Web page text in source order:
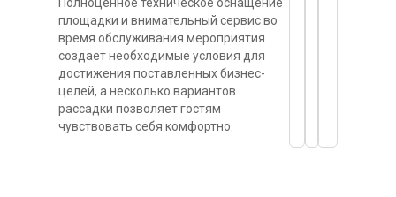
площадки и внимательный сервис во
время обслуживания мероприятия
создает необходимые условия для
достижения поставленных бизнес-
целей, а несколько вариантов
рассадки позволяет гостям
чувствовать себя комфортно.